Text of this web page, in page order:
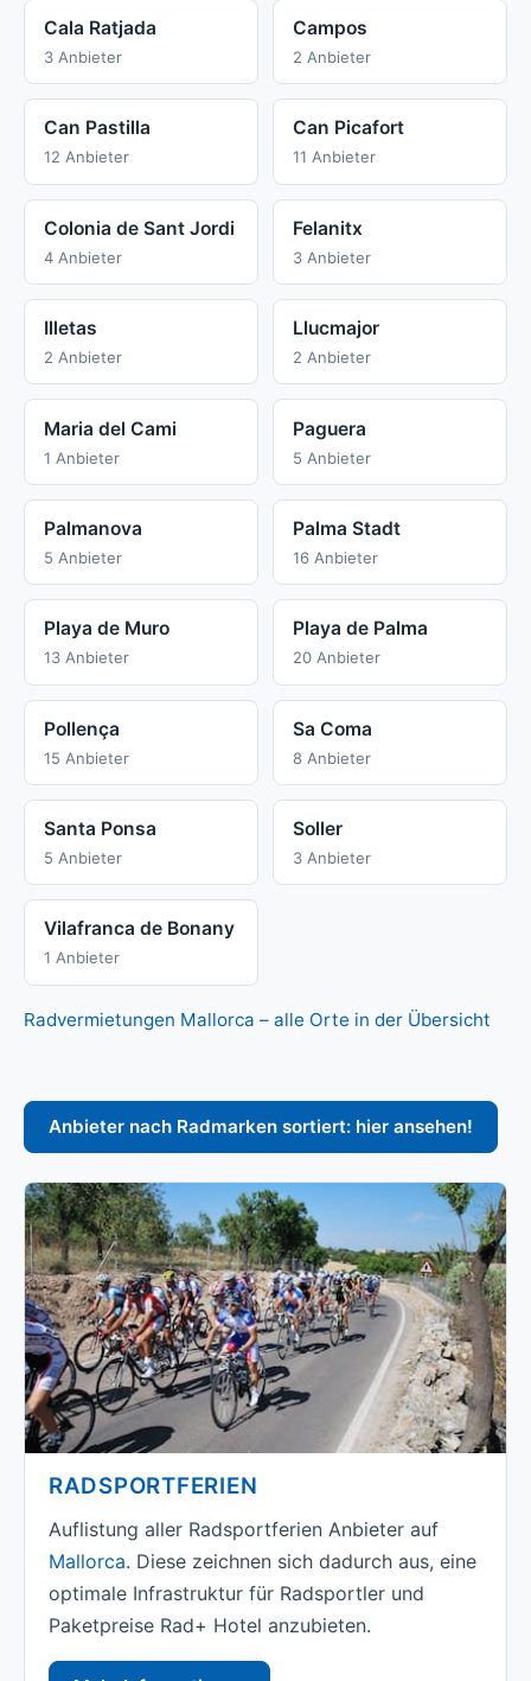
Cala Ratjada
3 Anbieter
Campos
2 Anbieter
Can Pastilla
12 Anbieter
Can Picafort
11 Anbieter
Colonia de Sant Jordi
4 Anbieter
Felanitx
3 Anbieter
Illetas
2 Anbieter
Llucmajor
2 Anbieter
Maria del Cami
1 Anbieter
Paguera
5 Anbieter
Palmanova
5 Anbieter
Palma Stadt
16 Anbieter
Playa de Muro
13 Anbieter
Playa de Palma
20 Anbieter
Pollença
15 Anbieter
Sa Coma
8 Anbieter
Santa Ponsa
5 Anbieter
Soller
3 Anbieter
Vilafranca de Bonany
1 Anbieter
Radvermietungen Mallorca – alle Orte in der Übersicht
Anbieter nach Radmarken sortiert: hier ansehen!
RADSPORTFERIEN
Auflistung aller Radsportferien Anbieter auf
Mallorca. Diese zeichnen sich dadurch aus, eine
optimale Infrastruktur für Radsportler und
Paketpreise Rad+ Hotel anzubieten.